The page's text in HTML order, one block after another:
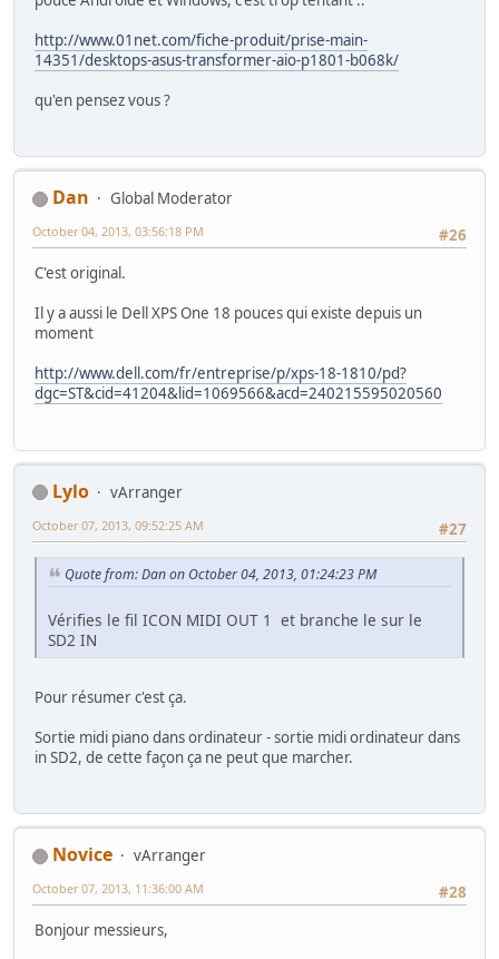
http://www.01net.com/fiche-produit/prise-main-
14351/desktops-asus-transformer-aio-p1801-b068k/
qu'en pensez vous ?
Dan
Global Moderator
#26
October 04, 2013, 03:56:18 PM
C'est original.
Il y a aussi le Dell XPS One 18 pouces qui existe depuis un
moment
http://www.dell.com/fr/entreprise/p/xps-18-1810/pd?
dgc=ST&cid=41204&lid=1069566&acd=240215595020560
Lylo
vArranger
#27
October 07, 2013, 09:52:25 AM
Quote from: Dan on October 04, 2013, 01:24:23 PM
Vérifies le fil ICON MIDI OUT 1 et branche le sur le
SD2 IN
Pour résumer c'est ça.
Sortie midi piano dans ordinateur - sortie midi ordinateur dans
in SD2, de cette façon ça ne peut que marcher.
Novice
vArranger
#28
October 07, 2013, 11:36:00 AM
Bonjour messieurs,